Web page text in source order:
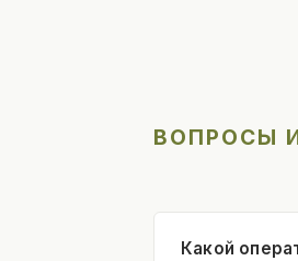
ВОПРОСЫ
Какой